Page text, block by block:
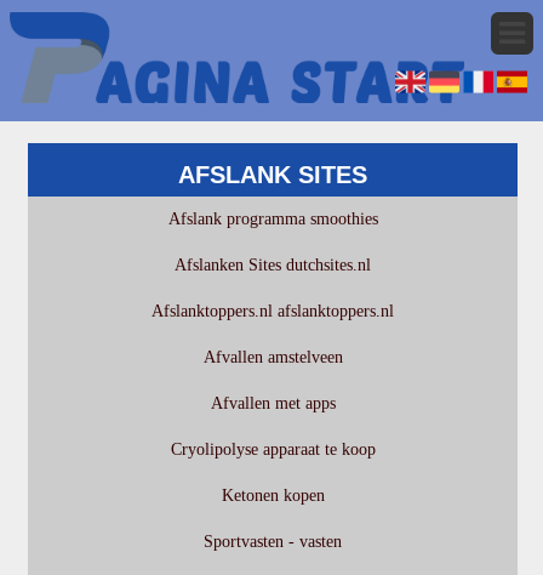
AFSLANK SITES
Afslank programma smoothies
Afslanken Sites dutchsites.nl
Afslanktoppers.nl afslanktoppers.nl
Afvallen amstelveen
Afvallen met apps
Cryolipolyse apparaat te koop
Ketonen kopen
Sportvasten - vasten